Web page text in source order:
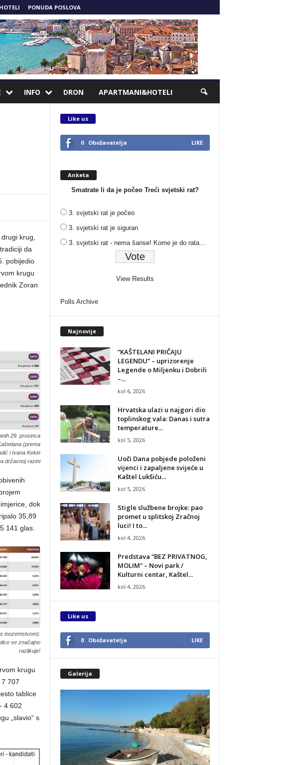
PONUDA POSLOVA
INFO DRON APARTMANI&HOTELI
krug,
da
pobijedio
krugu
Zoran
29. prosinca
(prema
i Ivana Kekin
državnoj razini
dok
35,89
141 glas.
inozemstvom):
se značajno
razlikuje!
krugu
707
tablice
4 602
„slavio“ s
Like us
0 Obožavatelja LIKE
Anketa
Smatrate li da je počeo Treći svjetski rat?
3. svjetski rat je počeo
3. svjetski rat je siguran
3. svjetski rat - nema šanse! Kome je do rata...
View Results
Polls Archive
Najnovije
“KAŠTELANI PRIČAJU
LEGENDU” – uprizorenje
Legende o Miljenku i Dobrili
–...
kol 6, 2026
Hrvatska ulazi u najgori dio
toplinskog vala: Danas i sutra
temperature...
kol 5, 2026
Uoči Dana pobjede položeni
vijenci i zapaljene svijeće u
Kaštel Lukšiću...
kol 5, 2026
Stigle službene brojke: pao
promet u splitskoj Zračnoj
luci! I to...
kol 4, 2026
Predstava “BEZ PRIVATNOG,
MOLIM” – Novi park /
Kulturni centar, Kaštel...
kol 4, 2026
Like us
0 Obožavatelja LIKE
Galerija